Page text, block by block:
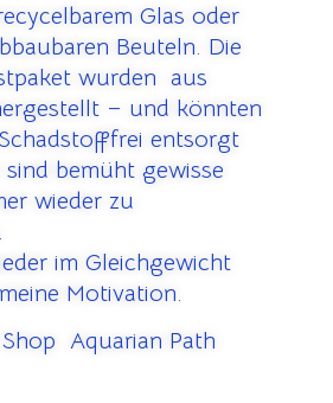
Glas oder
Beuteln. Die
wurden aus
– und könnten
entsorgt
bemüht gewisse
wieder zu
im Gleichgewicht
Motivation.
Aquarian Path